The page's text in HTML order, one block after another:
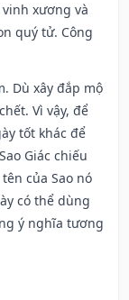
xương và
quý tử. Công
Dù xây đắp mộ
Vì vậy, để
tốt khác để
Giác chiếu
của Sao nó
có thể dùng
ý nghĩa tương